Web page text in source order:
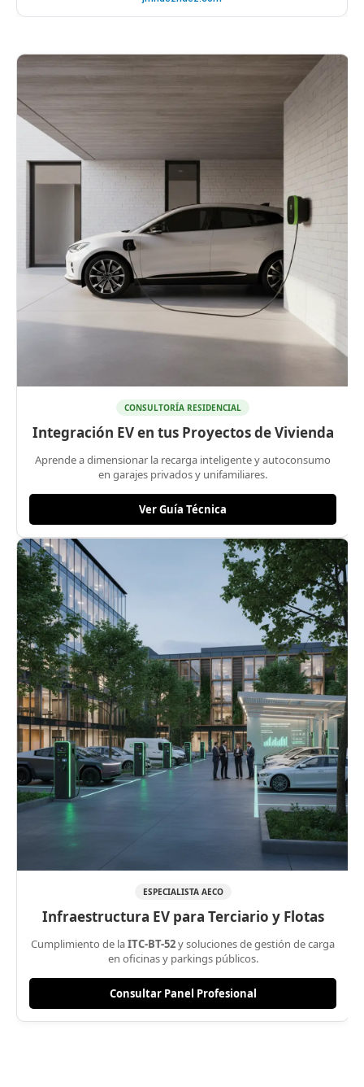
CONSULTORÍA RESIDENCIAL
Integración EV en tus Proyectos de Vivienda
Aprende a dimensionar la recarga inteligente y autoconsumo
en garajes privados y unifamiliares.
Ver Guía Técnica
ESPECIALISTA AECO
Infraestructura EV para Terciario y Flotas
Cumplimiento de laITC-BT-52y soluciones de gestión de carga
en oficinas y parkings públicos.
Consultar Panel Profesional